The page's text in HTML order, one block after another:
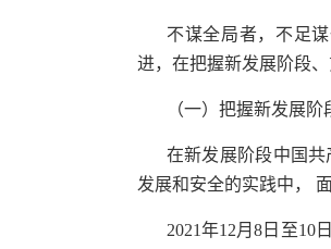
不谋全局者，不足
进，在把握新发展阶段
（一）把握新发展阶
在新发展阶段中国
发展和安全的实践中，
2021年12月8日至10